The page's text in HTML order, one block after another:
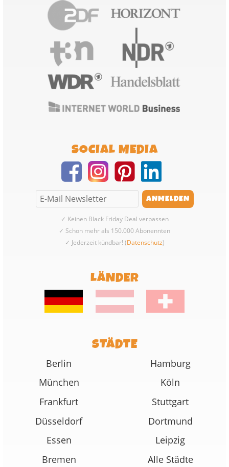
SOCIAL MEDIA
✓ Keinen Black Friday Deal verpassen
✓ Schon mehr als 150.000 Abonennten
✓ Jederzeit kündbar! (Datenschutz)
LÄNDER
STÄDTE
Berlin
Hamburg
München
Köln
Frankfurt
Stuttgart
Düsseldorf
Dortmund
Essen
Leipzig
Bremen
Alle Städte